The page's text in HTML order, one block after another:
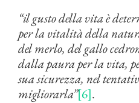
“il gusto della vita è
per la vitalità della
del merlo, del gallo
dalla paura per la vita,
sua sicurezza, nel
migliorarla”[6].